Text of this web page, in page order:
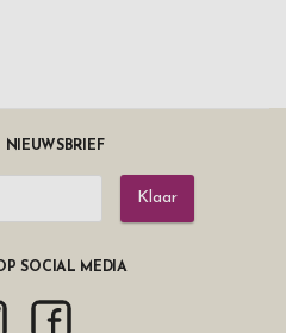
Klaar
SOCIAL MEDIA